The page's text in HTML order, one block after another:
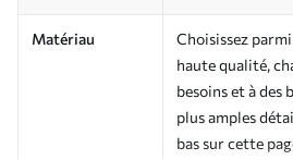
Matériau
Choisissez
haute qualité,
besoins et à des
plus amples
bas sur cette